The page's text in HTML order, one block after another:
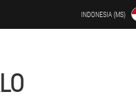
INDONESIA (MS)